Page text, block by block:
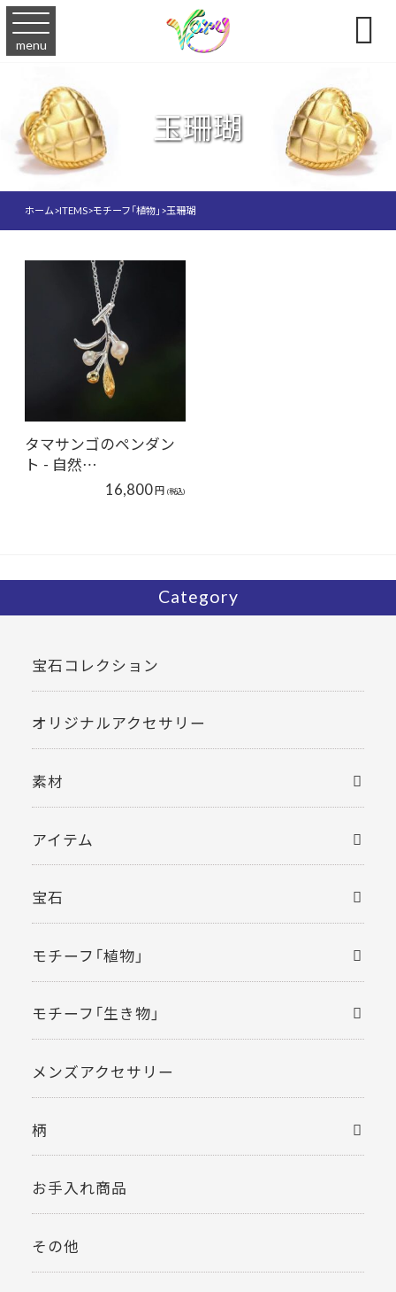
menu 
玉珊瑚
ホーム>ITEMS>モチーフ「植物」>玉珊瑚
タマサンゴのペンダン
ト - 自然…
16,800円 (税込)
Category
宝石コレクション
オリジナルアクセサリー
素材
アイテム
宝石
モチーフ「植物」
モチーフ「生き物」
メンズアクセサリー
柄
お手入れ商品
その他